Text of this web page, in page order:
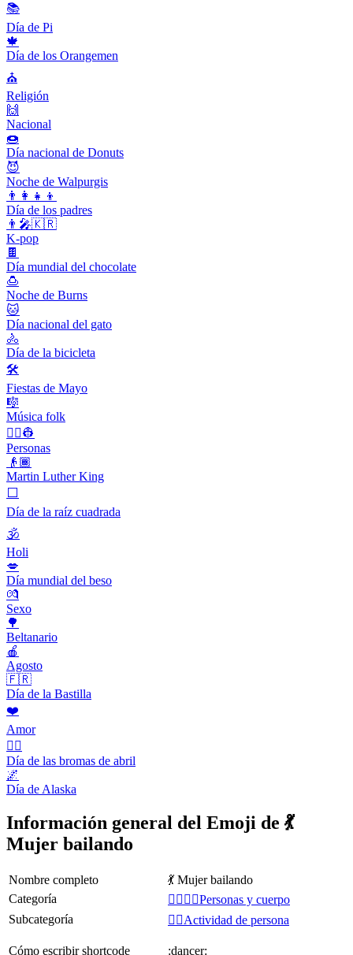
📚
Día de Pi
🍁
Día de los Orangemen
⛪️
Religión
🙌
Nacional
🍩
Día nacional de Donuts
😈
Noche de Walpurgis
👨‍👩‍👧‍👦
Día de los padres
👨‍🎤🇰🇷
K-pop
🍫
Día mundial del chocolate
🍮
Noche de Burns
🐱
Día nacional del gato
🚴
Día de la bicicleta
🛠
Fiestas de Mayo
🎼
Música folk
👨‍✈️👷
Personas
👴🏾
Martin Luther King
⬜️
Día de la raíz cuadrada
🕉
Holi
💋
Día mundial del beso
💏
Sexo
🌳
Beltanario
🍎
Agosto
🇫🇷
Día de la Bastilla
❤️
Amor
🙆‍♂️
Día de las bromas de abril
🌌
Día de Alaska
Información general del Emoji de 💃
Mujer bailando
Nombre completo
💃 Mujer bailando
Categoría
👩‍❤️‍💋‍👨Personas y cuerpo
Subcategoría
💆‍♂️Actividad de persona
Cómo escribir shortcode :dancer: